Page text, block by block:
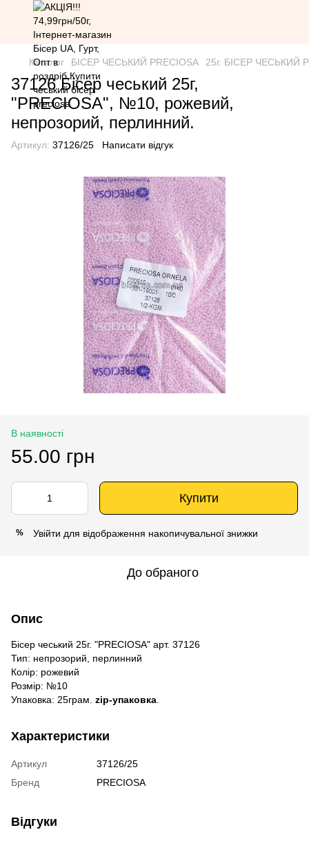
Каталог БІСЕР ЧЕСЬКИЙ PRECIOSA 25г. БІСЕР ЧЕСЬКИЙ
37126 Бісер чеський 25г,
"PRECIOSA", №10, рожевий,
непрозорий, перлинний.
Артикул: 37126/25 Написати відгук
В наявності
55.00 грн
Купити
% Увійти для відображення накопичувальної знижки
До обраного
Опис
Бісер чеський 25г. "PRECIOSA" арт. 37126
Тип: непрозорий, перлинний
Колір: рожевий
Розмір: №10
Упаковка: 25грам. zip-упаковка
Характеристики
Артикул
37126/25
Бренд
PRECIOSA
Відгуки